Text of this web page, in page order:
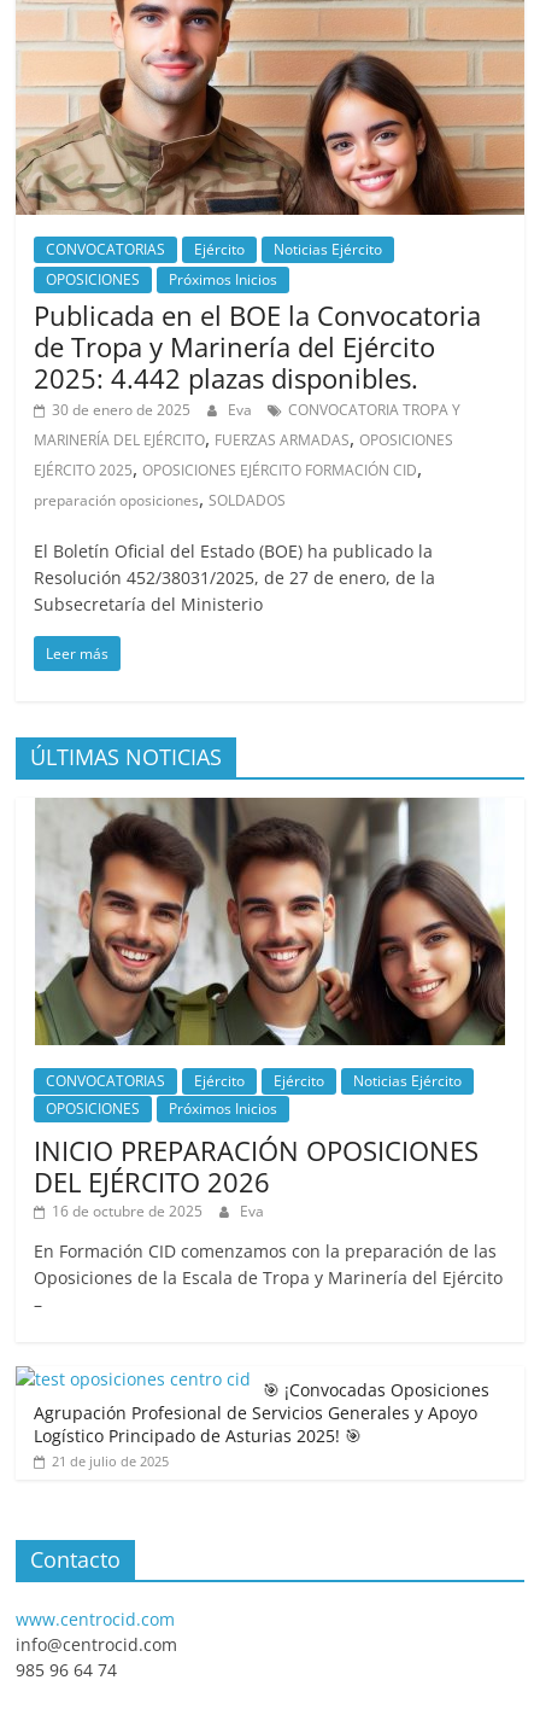
CONVOCATORIAS Ejército
Noticias Ejército
OPOSICIONES
Próximos Inicios
Publicada en el BOE la Convocatoria
de Tropa y Marinería del Ejército
2025: 4.442 plazas disponibles.
30 de enero de 2025 Eva
CONVOCATORIA TROPA Y
MARINERÍA DEL EJÉRCITO, FUERZAS ARMADAS,OPOSICIONES
EJÉRCITO 2025,OPOSICIONES EJÉRCITO FORMACIÓN CID,
preparación oposiciones,SOLDADOS
El Boletín Oficial del Estado (BOE) ha publicado la
Resolución 452/38031/2025, de 27 de enero, de la
Subsecretaría del Ministerio
Leer más
ÚLTIMAS NOTICIAS
CONVOCATORIAS Ejército Ejército
Noticias Ejército
OPOSICIONES
Próximos Inicios
INICIO PREPARACIÓN OPOSICIONES
DEL EJÉRCITO 2026
16 de octubre de 2025 Eva
En Formación CID comenzamos con la preparación de las
Oposiciones de la Escala de Tropa y Marinería del Ejército
–
🎯 ¡Convocadas Oposiciones
Agrupación Profesional de Servicios Generales y Apoyo
Logístico Principado de Asturias 2025! 🎯
21 de julio de 2025
Contacto
www.centrocid.com
info@centrocid.com
985 96 64 74